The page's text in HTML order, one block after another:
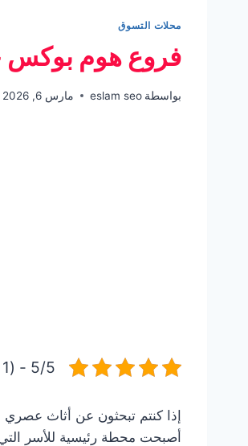
محلات التسوق
فروع هوم بوكس جدة 2026 العناوين،
بواسطة eslam seo مارس 6, 2026
5/5 - (1 صوت واحد)
إذا كنتم تبحثون عن أثاث
أصبحت محطة رئيسية للأسر